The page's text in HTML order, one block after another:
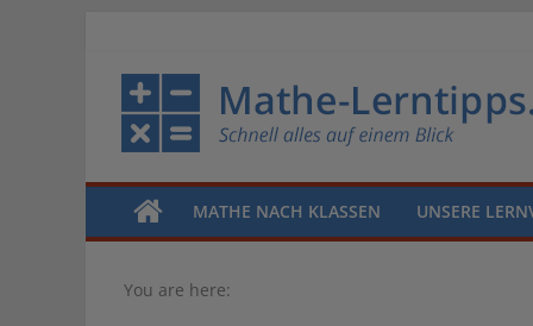
MATHE NACH KLASSEN UNSERE
You are here: